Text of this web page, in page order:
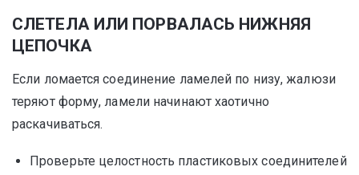
СЛЕТЕЛА ИЛИ ПОРВАЛАСЬ НИЖНЯЯ
ЦЕПОЧКА
Если ломается соединение ламелей по низу, жалюзи
теряют форму, ламели начинают хаотично
раскачиваться.
Проверьте целостность пластиковых соединителей